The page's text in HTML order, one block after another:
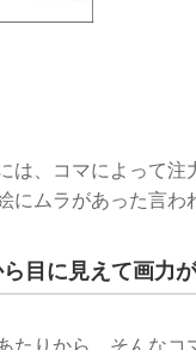
は、コマによって注
にムラがあった言わ
目に見えて画力
たりから、そんな